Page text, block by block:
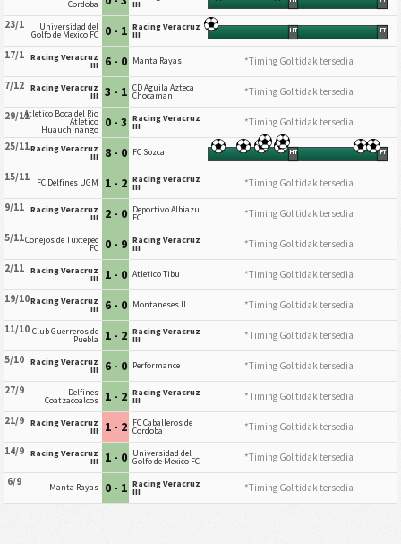
Cordoba III
23/1 Universidad del
Golfo de Mexico FC 0 - 1 Racing Veracruz
III HT FT
17/1 Racing Veracruz
III 6 - 0 Manta Rayas
*Timing Gol tidak tersedia
7/12 Racing Veracruz
III 3 - 1 CD Aguila Azteca
Chocaman
*Timing Gol tidak tersedia
29/11Atletico Boca del Rio
Atletico
Huauchinango 0 - 3 Racing Veracruz
III
*Timing Gol tidak tersedia
25/11Racing Veracruz
III 8 - 0 FC Sozca HT FT
15/11 FC Delfines UGM 1 - 2 Racing Veracruz
III
*Timing Gol tidak tersedia
9/11 Racing Veracruz
III 2 - 0 Deportivo Albiazul
FC
*Timing Gol tidak tersedia
5/11Conejos de Tuxtepec
FC 0 - 9 Racing Veracruz
III
*Timing Gol tidak tersedia
2/11 Racing Veracruz
III 1 - 0 Atletico Tibu
*Timing Gol tidak tersedia
19/10Racing Veracruz
III 6 - 0 Montaneses II
*Timing Gol tidak tersedia
11/10 Club Guerreros de
Puebla 1 - 2 Racing Veracruz
III
*Timing Gol tidak tersedia
5/10 Racing Veracruz
III 6 - 0 Performance
*Timing Gol tidak tersedia
27/9
Delfines
Coatzacoalcos 1 - 2 Racing Veracruz
III
*Timing Gol tidak tersedia
21/9 Racing Veracruz
III 1 - 2 FC Caballeros de
Cordoba
*Timing Gol tidak tersedia
14/9 Racing Veracruz
III 1 - 0 Universidad del
Golfo de Mexico FC
*Timing Gol tidak tersedia
6/9
Manta Rayas 0 - 1 Racing Veracruz
III *Timing Gol tidak tersedia